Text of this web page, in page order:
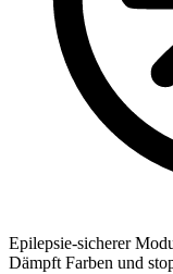
Epilepsie-sicherer
Dämpft Farben und